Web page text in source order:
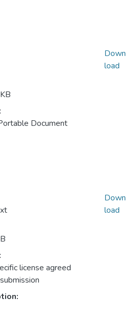
Document
Down
load
license agreed
Down
load